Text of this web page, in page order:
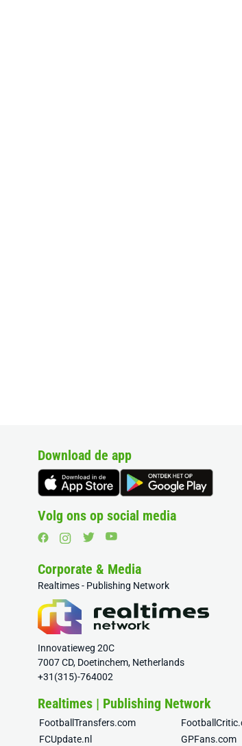
Download de app
Volg ons op social media
Corporate & Media
Realtimes - Publishing Network
Innovatieweg 20C
7007 CD, Doetinchem, Netherlands
+31(315)-764002
Realtimes | Publishing Network
FootballTransfers.com
FCUpdate.nl
GPFans.com